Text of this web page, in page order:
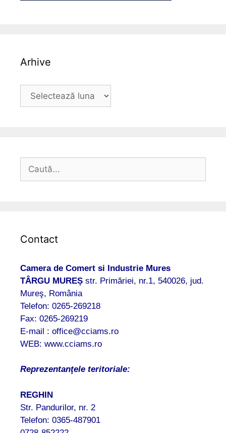
Arhive
Arhive
după:
Contact
Camera de Comert si Industrie Mures
TÂRGU MUREȘ str. Primăriei, nr.1, 540026, jud.
Mureş, România
Telefon: 0265-269218
Fax: 0265-269219
E-mail : office@cciams.ro
WEB: www.cciams.ro
Reprezentanţele teritoriale:
REGHIN
Str. Pandurilor, nr. 2
Telefon: 0365-487901